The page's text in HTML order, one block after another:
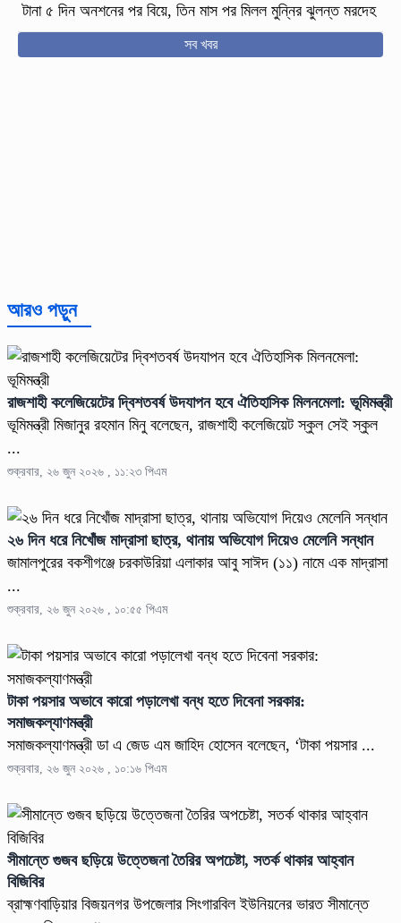
টানা ৫ দিন অনশনের পর বিয়ে, তিন মাস পর মিলল মুন্নির ঝুলন্ত মরদেহ
সব খবর
আরও পড়ুন
রাজশাহী কলেজিয়েটের দ্বিশতবর্ষ উদযাপন হবে ঐতিহাসিক মিলনমেলা: ভূমিমন্ত্রী
ভূমিমন্ত্রী মিজানুর রহমান মিনু বলেছেন, রাজশাহী কলেজিয়েট স্কুল সেই স্কুল
...
শুক্রবার, ২৬ জুন ২০২৬ , ১১:২৩ পিএম
২৬ দিন ধরে নিখোঁজ মাদ্রাসা ছাত্র, থানায় অভিযোগ দিয়েও মেলেনি সন্ধান
জামালপুরের বকশীগঞ্জে চরকাউরিয়া এলাকার আবু সাঈদ (১১) নামে এক মাদ্রাসা
...
শুক্রবার, ২৬ জুন ২০২৬ , ১০:৫৫ পিএম
টাকা পয়সার অভাবে কারো পড়ালেখা বন্ধ হতে দিবেনা সরকার:
সমাজকল্যাণমন্ত্রী
সমাজকল্যাণমন্ত্রী ডা এ জেড এম জাহিদ হোসেন বলেছেন, ‘টাকা পয়সার ...
শুক্রবার, ২৬ জুন ২০২৬ , ১০:১৬ পিএম
সীমান্তে গুজব ছড়িয়ে উত্তেজনা তৈরির অপচেষ্টা, সতর্ক থাকার আহ্বান
বিজিবির
ব্রাহ্মণবাড়িয়ার বিজয়নগর উপজেলার সিংগারবিল ইউনিয়নের ভারত সীমান্তে